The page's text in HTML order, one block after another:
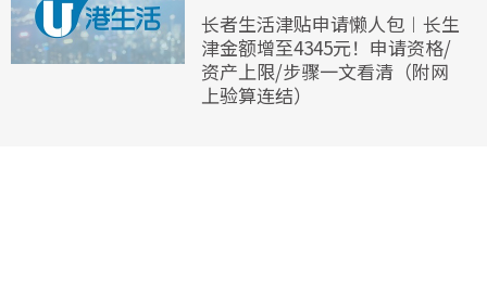
长者生活津贴申请懒人包︱长生
津金额增至4345元！申请资格/
资产上限/步骤一文看清（附网
上验算连结）